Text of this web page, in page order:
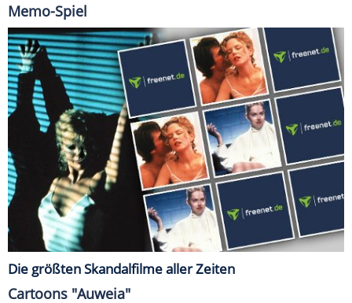
Memo-Spiel
Die größten Skandalfilme aller Zeiten
Cartoons "Auweia"